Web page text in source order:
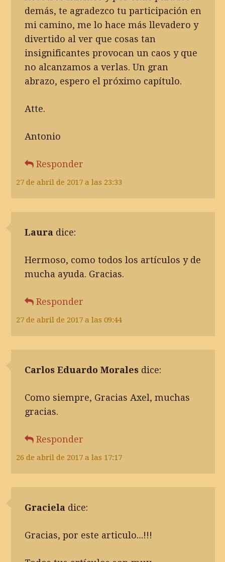
27 de abril de 2017 a las 23:33
demás, te agradezco tu participación en
mi camino, me lo hace más llevadero y
divertido al ver que cosas tan
insignificantes provocan un caos y que
no alcanzamos a verlas. Un gran
abrazo, espero el próximo capítulo.
Atte.
Antonio
Responder
Laura dice:
27 de abril de 2017 a las 09:44
Hermoso, como todos los artículos y de
mucha ayuda. Gracias.
Responder
Carlos Eduardo Morales dice:
26 de abril de 2017 a las 17:17
Como siempre, Gracias Axel, muchas
gracias.
Responder
Graciela dice:
Gracias, por este articulo…!!!